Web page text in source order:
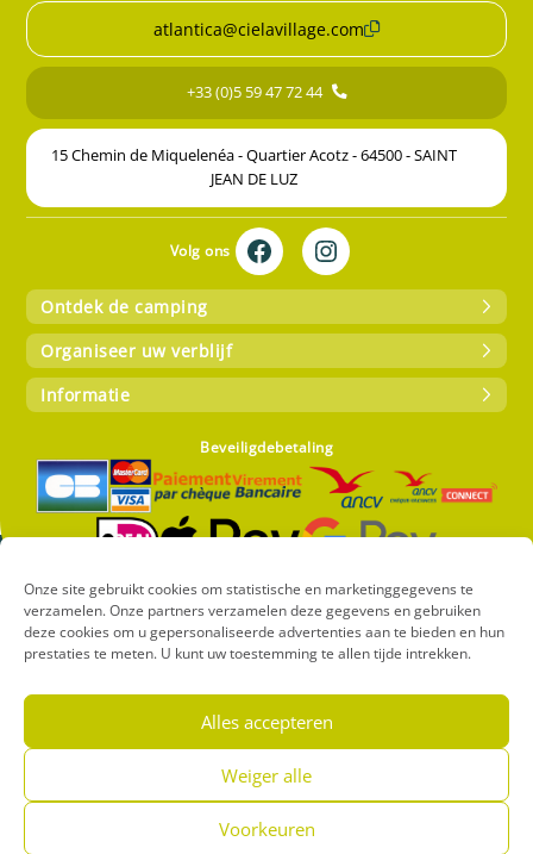
Onze site gebruikt cookies om statistische en marketinggegevens te
verzamelen. Onze partners verzamelen deze gegevens en gebruiken
deze cookies om u gepersonaliseerde advertenties aan te bieden en hun
prestaties te meten. U kunt uw toestemming te allen tijde intrekken.
Alles accepteren
Weiger alle
Voorkeuren
atlantica@cielavillage.com
+33 (0)5 59 47 72 44
15 Chemin de Miquelenéa - Quartier Acotz - 64500 - SAINT
JEAN DE LUZ
Beveiligdebetaling
Volg ons
Ontdek de camping
Organiseer uw verblijf
Informatie
Copyright 2024 – Camping CIELA VILLAGE Atlantica – Alle rechten
voorbehouden |
Réalisation Francecom
Privacy en persoonsgegevens
informatie
English